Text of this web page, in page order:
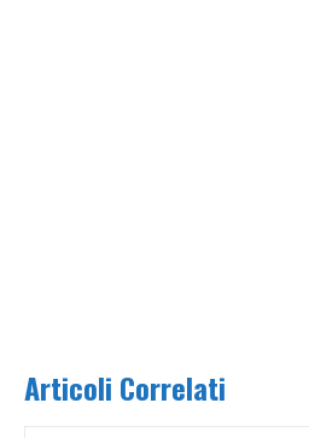
Articoli Correlati